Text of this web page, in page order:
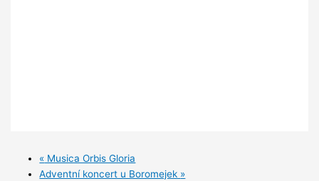
« Musica Orbis Gloria
Adventní koncert u Boromejek »